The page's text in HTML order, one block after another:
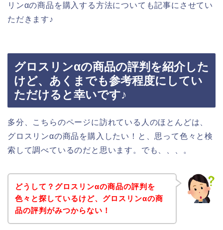
リンαの商品を購入する方法についても記事にさせてい
ただきます♪
グロスリンαの商品の評判を紹介した
けど、あくまでも参考程度にしてい
ただけると幸いです♪
多分、こちらのページに訪れている人のほとんどは、
グロスリンαの商品を購入したい！と、思って色々と検
索して調べているのだと思います。でも、、、。
どうして？グロスリンαの商品の評判を
色々と探しているけど、グロスリンαの商
品の評判がみつからない！